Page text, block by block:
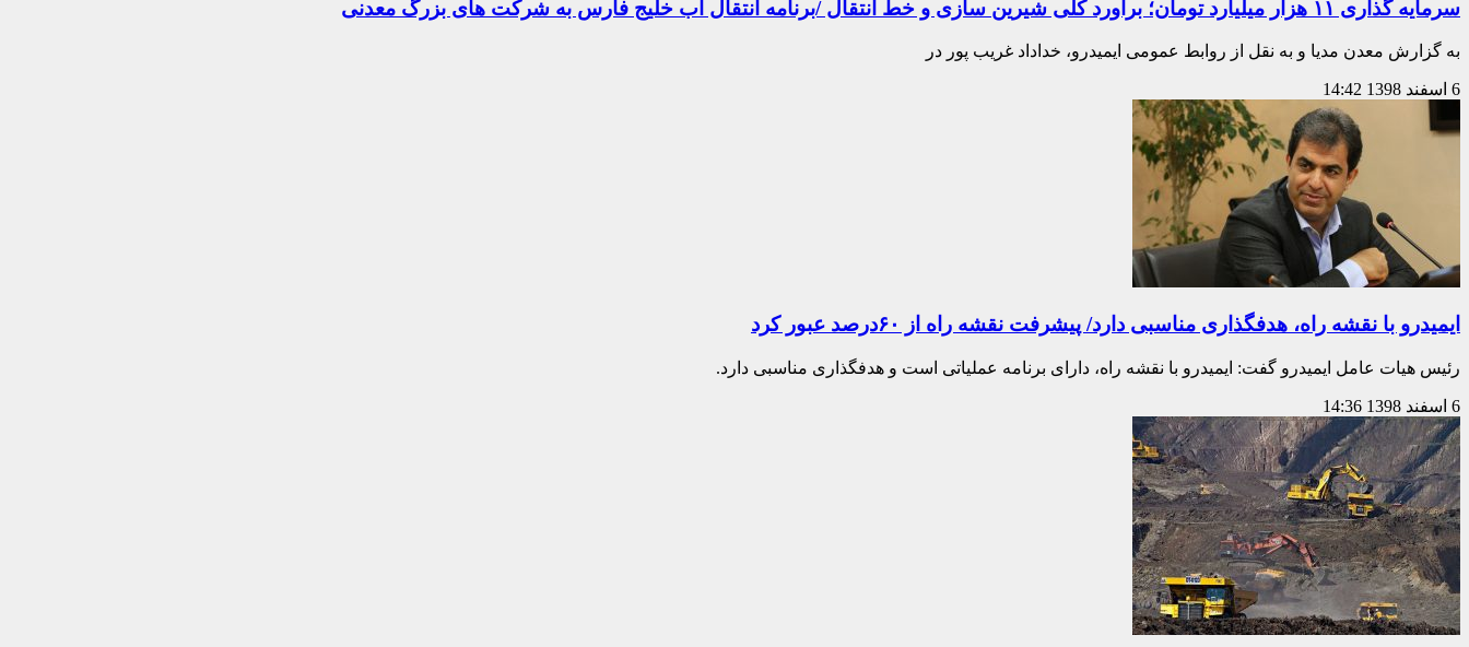
سرمایه گذاری ۱۱ هزار میلیارد تومان؛ برآورد کلی شیرین سازی و خط انتقال /برنامه انتقال آب خلیج فارس به شرکت های بزرگ معدنی
به گزارش معدن مدیا و به نقل از روابط عمومی ایمیدرو، خداداد غریب پور در
6 اسفند 1398 14:42
ایمیدرو با نقشه راه، هدفگذاری مناسبی دارد/ پیشرفت نقشه راه از ۶۰درصد عبور کرد
رئیس هیات عامل ایمیدرو گفت: ایمیدرو با نقشه راه، دارای برنامه عملیاتی است و هدفگذاری مناسبی دارد.
6 اسفند 1398 14:36